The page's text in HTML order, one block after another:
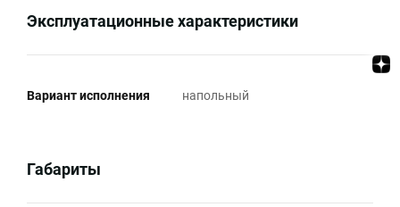
Эксплуатационные характеристики
Вариант исполнения напольный
Габариты